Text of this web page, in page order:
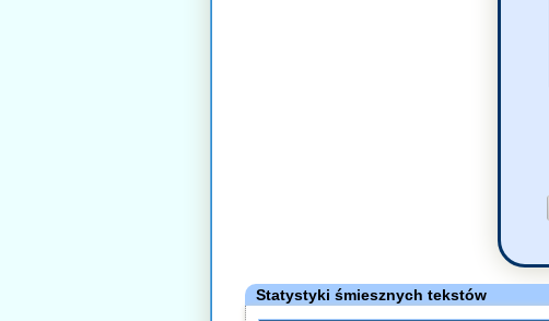
Statystyki śmiesznych tekstów